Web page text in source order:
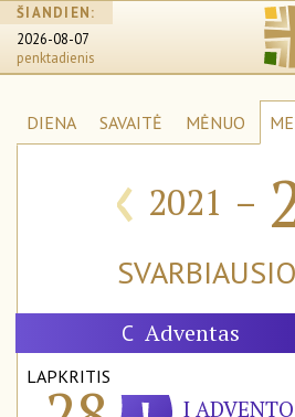
ŠIANDIEN:
2026-08-07
penktadienis
DIENA SAVAITĖ MĖNUO
‹ 2021 –
C Adventas
LAPKRITIS
I